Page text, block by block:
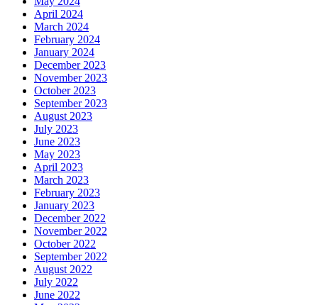
April 2024
March 2024
February 2024
January 2024
December 2023
November 2023
October 2023
September 2023
August 2023
July 2023
June 2023
May 2023
April 2023
March 2023
February 2023
January 2023
December 2022
November 2022
October 2022
September 2022
August 2022
July 2022
June 2022